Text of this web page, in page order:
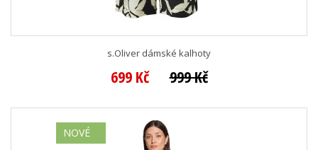
s.Oliver dámské kalhoty
699 Kč 999 Kč
NOVÉ